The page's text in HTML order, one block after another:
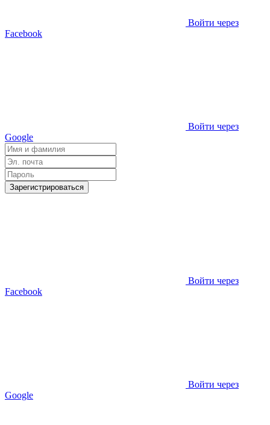
Войти через
Facebook
Войти через
Google
Зарегистрироваться
Войти через
Facebook
Войти через
Google